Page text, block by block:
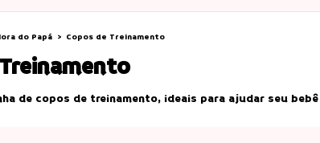
do Papá > Copos de Treinamento
de copos de treinamento, ideais para ajudar seu